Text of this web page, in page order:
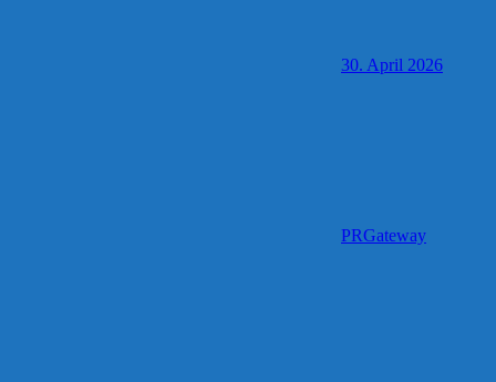
30. April 2026
PRGateway